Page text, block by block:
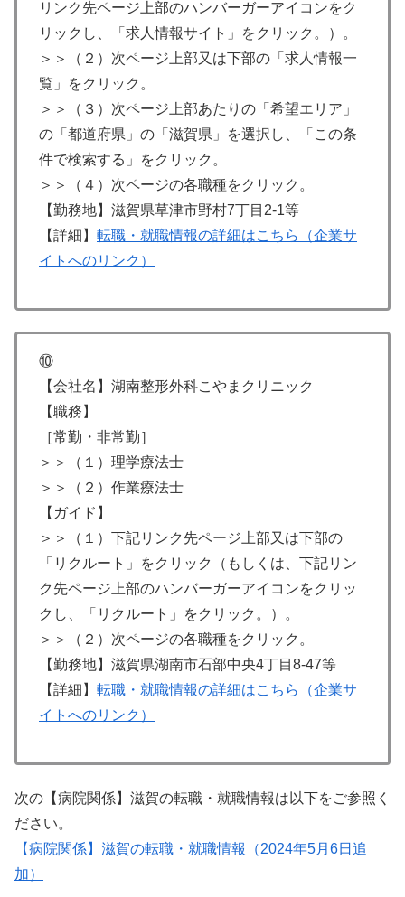
リンク先ページ上部のハンバーガーアイコンをク
リックし、「求人情報サイト」をクリック。）。
＞＞（２）次ページ上部又は下部の「求人情報一
覧」をクリック。
＞＞（３）次ページ上部あたりの「希望エリア」
の「都道府県」の「滋賀県」を選択し、「この条
件で検索する」をクリック。
＞＞（４）次ページの各職種をクリック。
【勤務地】滋賀県草津市野村7丁目2-1等
【詳細】 転職・就職情報の詳細はこちら（企業サ
イトへのリンク）
⑩
【会社名】湖南整形外科こやまクリニック
【職務】
［常勤・非常勤］
＞＞（１）理学療法士
＞＞（２）作業療法士
【ガイド】
＞＞（１）下記リンク先ページ上部又は下部の
「リクルート」をクリック（もしくは、下記リン
ク先ページ上部のハンバーガーアイコンをクリッ
クし、「リクルート」をクリック。）。
＞＞（２）次ページの各職種をクリック。
【勤務地】滋賀県湖南市石部中央4丁目8-47等
【詳細】 転職・就職情報の詳細はこちら（企業サ
イトへのリンク）
次の【病院関係】滋賀の転職・就職情報は以下をご参照く
ださい。
【病院関係】滋賀の転職・就職情報（2024年5月6日追
加）